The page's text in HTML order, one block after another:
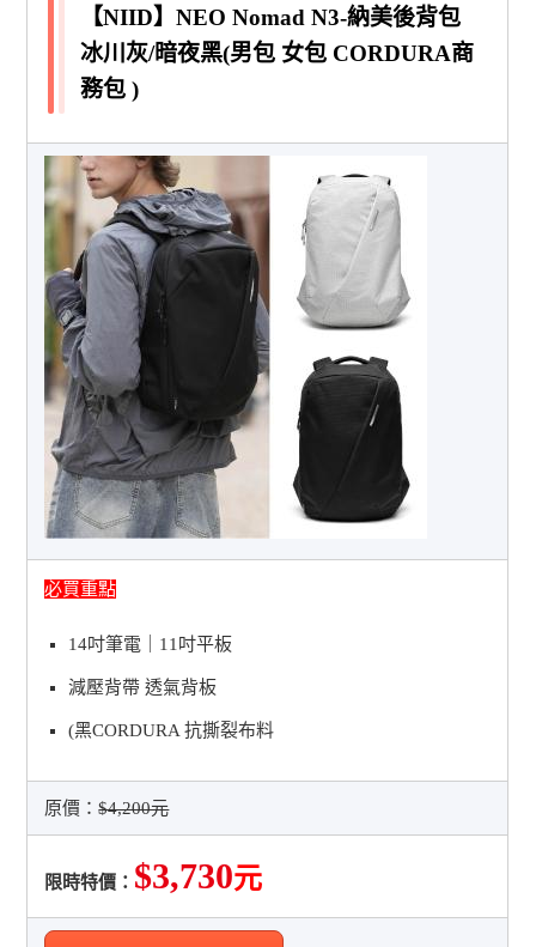
【NIID】NEO Nomad N3-納美後背包
冰川灰/暗夜黑(男包 女包 CORDURA商
務包 )
必買重點
14吋筆電｜11吋平板
減壓背帶 透氣背板
(黑CORDURA 抗撕裂布料
原價：$4,200元
限時特價： $3,730元